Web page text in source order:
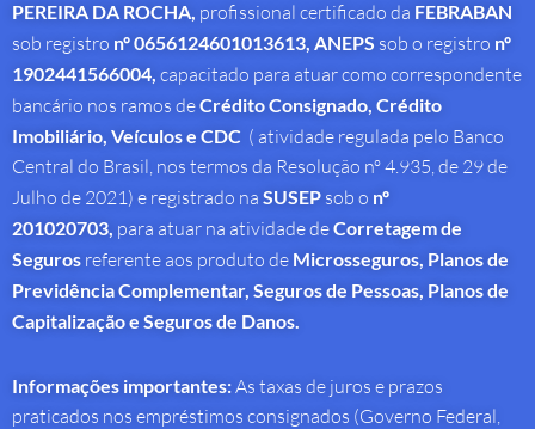
PEREIRA DA ROCHA profissional certificado da FEBRABAN
sob registro nº 0656124601013613, ANEPS sob o registro nº
1902441566004, capacitado para atuar como correspondente
bancário nos ramos deCrédito Consignado, Crédito
Imobiliário, Veículos e CDC ( atividade regulada pelo Banco
Central do Brasil, nos termos da Resolução nº 4.935, de 29 de
Julho de 2021) e registrado na SUSEP sob o nº
201020703, para atuar na atividade deCorretagem de
Seguros referente aos produto de Microsseguros, Planos de
Previdência Complementar, Seguros de Pessoas, Planos de
Capitalização e Seguros de Danos.
Informações importantes:As taxas de juros e prazos
praticados nos empréstimos consignados (Governo Federal,